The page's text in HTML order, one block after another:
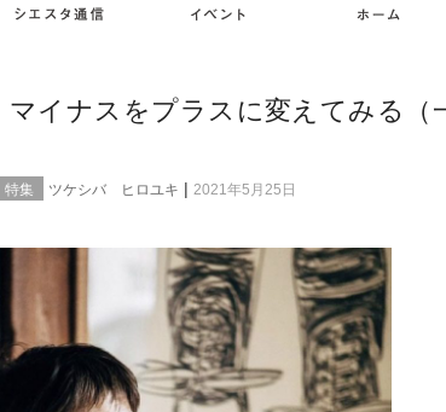
マイナスをプラスに変えてみる（
特集 ツケシバ ヒロユキ | 2021年5月25日